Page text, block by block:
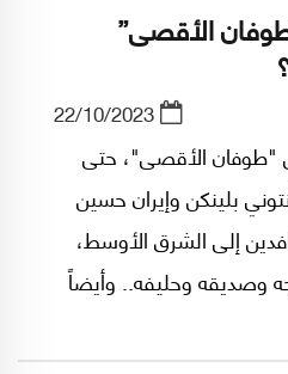
الأقصی”
22/10/2023
"طوفان الأقصى"، حتى
بلينكن وإيران حسين
إلى الشرق الأوسط،
وصديقه وحليفه.. وأيضاً
وطهران دعماً لحليف كل